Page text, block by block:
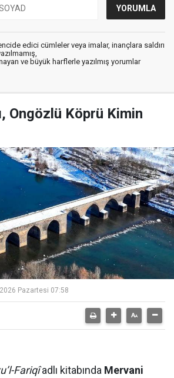
edici cümleler veya imalar, inançlara saldırı
ve büyük harflerle yazılmış yorumlar
Ongözlü Köprü Kimin
Pazartesi 07:58
Fariqîadlı kitabında Mervani